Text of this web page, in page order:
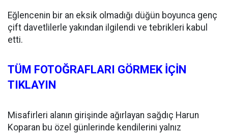
Eğlencenin bir an eksik olmadığı düğün boyunca genç
çift davetlilerle yakından ilgilendi ve tebrikleri kabul
etti.
TÜM FOTOĞRAFLARI GÖRMEK İÇİN
TIKLAYIN
Misafirleri alanın girişinde ağırlayan sağdıç Harun
Koparan bu özel günlerinde kendilerini yalnız